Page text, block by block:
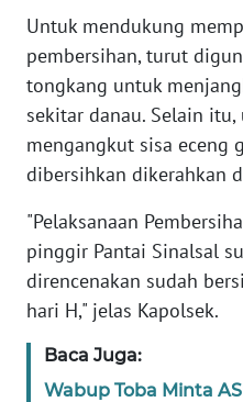
Untuk mendukung
pembersihan, turut
tongkang untuk
sekitar danau. Selain
mengangkut sisa eceng
dibersihkan dikerahkan
"Pelaksanaan
pinggir Pantai Sinalsal
direncenakan sudah
hari H," jelas Kapolsek.
Baca Juga:
Wabup Toba Minta
WN
SULTENG
WN
WN
BABEL
WN
SUMBAR
WN